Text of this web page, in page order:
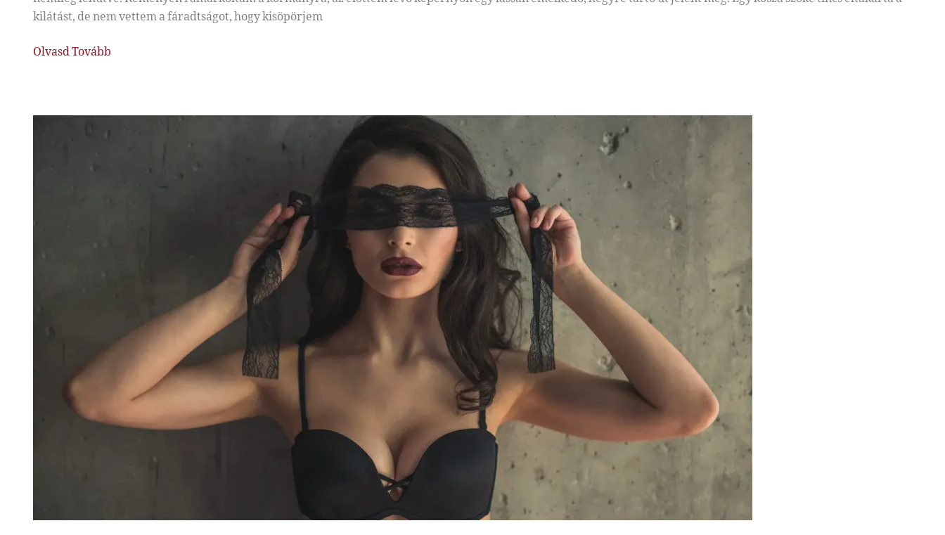
kilátást, de nem vettem a fáradtságot, hogy kisöpörjem
Hurrikán
Olvasd Tovább